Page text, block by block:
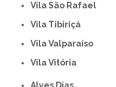
Vila São Rafael
Vila Tibiriçá
Vila Valparaíso
Vila Vitória